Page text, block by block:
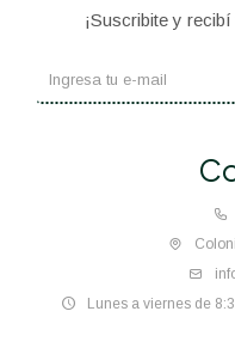
Lunes a viernes de
¡Suscribite y